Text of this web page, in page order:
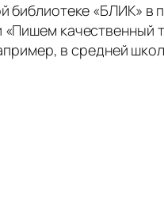
библиотеке «БЛИК» в
качественный
в средней